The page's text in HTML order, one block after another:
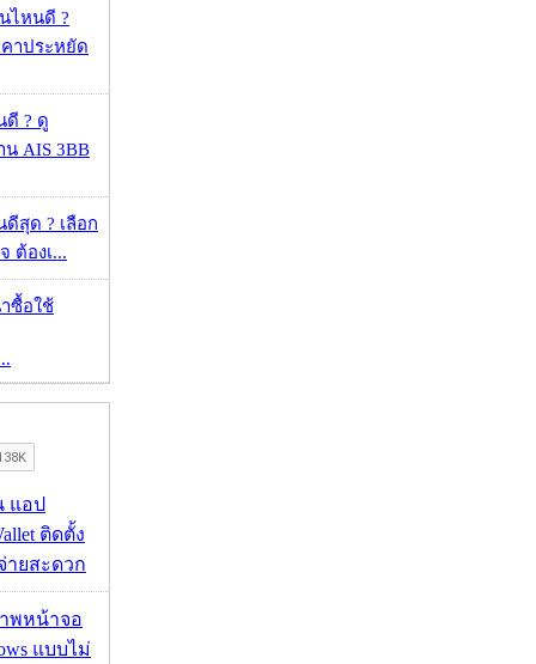
ไหนดี ?
าประหยัด
ดี ? ดู
AIS 3BB
สุด ? เลือก
ต้องเ...
ซื้อใช้
แอป
ติดตั้ง
ายสะดวก
พหน้าจอ
แบบไม่